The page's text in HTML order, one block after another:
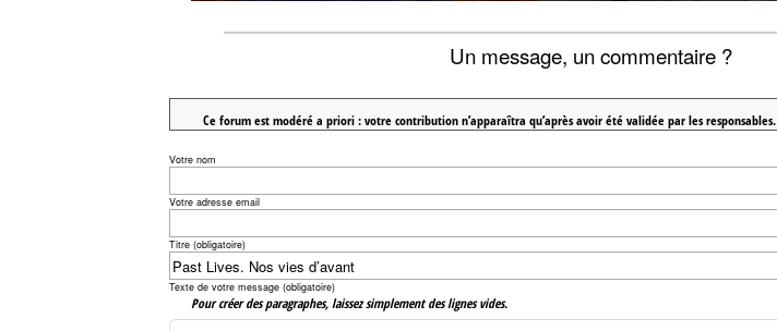
Un message, un commentaire ?
Ce forum est modéré a priori : votre contribution n’apparaîtra qu’après avoir été validée par les responsables.
Votre nom
Votre adresse email
Titre (obligatoire)
Texte de votre message (obligatoire)
Pour créer des paragraphes, laissez simplement des lignes vides.